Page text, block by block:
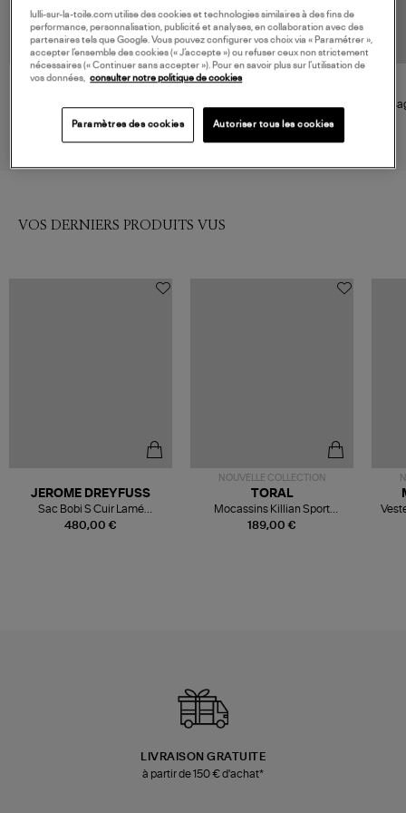
230,00 €
Filled Jaune
230,00 €
Filled Jaune
VOS DERNIERS PRODUITS VUS
480,00 €
JEROME DREYFUSS
Sac Bobi S Cuir Lamé
Champagne
NOUVELLE COLLECTION
189,00 €
TORAL
Mocassins Killian Sport
Mousse
LIVRAISON GRATUITE
à partir de 150 € d'achat*
lulli-sur-la-toile.com utilise des cookies et technologies similaires à des fins de
performance, personnalisation, publicité et analyses, en collaboration avec des
partenaires tels que Google. Vous pouvez configurer vos choix via « Paramétrer »,
accepter l’ensemble des cookies (« J’accepte ») ou refuser ceux non strictement
nécessaires (« Continuer sans accepter »). Pour en savoir plus sur l’utilisation de
vos données, consulter notre politique de cookies
Paramètres des cookies Autoriser tous les cookies